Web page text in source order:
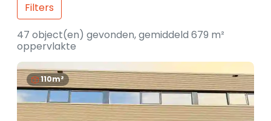
Filters
47 object(en) gevonden, gemiddeld 679 m²
oppervlakte
110m²